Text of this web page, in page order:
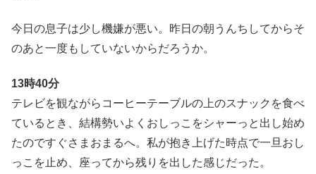
今日の息子は少し機嫌が悪い。昨日の朝うんちしてからそ
のあと一度もしていないからだろうか。
13時40分
テレビを観ながらコーヒーテーブルの上のスナックを食べ
ているとき、結構勢いよくおしっこをシャーっと出し始め
たのですぐさまおまるへ。私が抱き上げた時点で一旦おし
っこを止め、座ってから残りを出した感じだった。